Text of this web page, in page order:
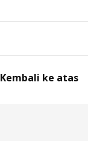
Kembali ke atas